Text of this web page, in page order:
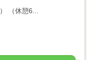
（休憩6...